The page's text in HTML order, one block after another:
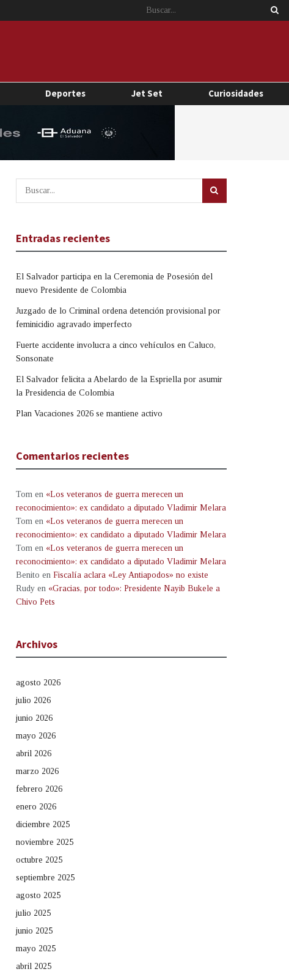
Deportes Jet Set Curiosidades
Entradas recientes
El Salvador participa en la Ceremonia de Posesión del
nuevo Presidente de Colombia
Juzgado de lo Criminal ordena detención provisional por
feminicidio agravado imperfecto
Fuerte accidente involucra a cinco vehículos en Caluco,
Sonsonate
El Salvador felicita a Abelardo de la Espriella por asumir
la Presidencia de Colombia
Plan Vacaciones 2026 se mantiene activo
Comentarios recientes
Tom en «Los veteranos de guerra merecen un
reconocimiento»: ex candidato a diputado Vladimir Melara
Tom en «Los veteranos de guerra merecen un
reconocimiento»: ex candidato a diputado Vladimir Melara
Tom en «Los veteranos de guerra merecen un
reconocimiento»: ex candidato a diputado Vladimir Melara
Benito en Fiscalía aclara «Ley Antiapodos» no existe
Rudy en «Gracias, por todo»: Presidente Nayib Bukele a
Chivo Pets
Archivos
agosto 2026
julio 2026
junio 2026
mayo 2026
abril 2026
marzo 2026
febrero 2026
enero 2026
diciembre 2025
noviembre 2025
octubre 2025
septiembre 2025
agosto 2025
julio 2025
junio 2025
mayo 2025
abril 2025